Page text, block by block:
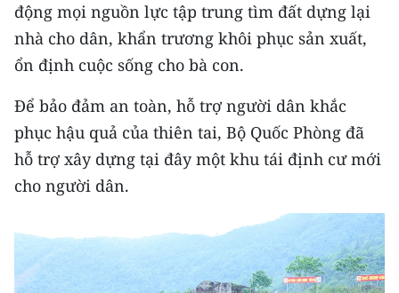
MEDIA CENTER
E-Magazine
Video
Media Chính trị
Media Kinh tế
Media Xã hội
động mọi nguồn lực tập trung tìm đất dựng lại
nhà cho dân, khẩn trương khôi phục sản xuất,
ổn định cuộc sống cho bà con.
Để bảo đảm an toàn, hỗ trợ người dân khắc
phục hậu quả của thiên tai, Bộ Quốc Phòng đã
hỗ trợ xây dựng tại đây một khu tái định cư mới
cho người dân.